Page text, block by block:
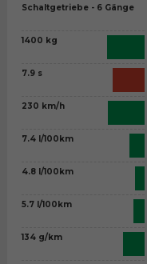
Schaltgetriebe - 6 Gänge
1400 kg
7.9 s
230 km/h
7.4 l/100km
4.8 l/100km
5.7 l/100km
134 g/km